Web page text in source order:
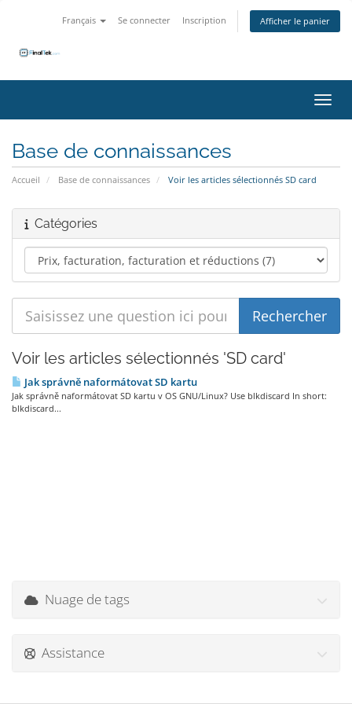
Français Se connecter Inscription Afficher le panier
Base de connaissances
Accueil Base de connaissances Voir les articles sélectionnés SD card
Catégories
Voir les articles sélectionnés 'SD card'
Jak správně naformátovat SD kartu
Jak správně naformátovat SD kartu v OS GNU/Linux? Use blkdiscard In short:
blkdiscard...
Nuage de tags
Assistance